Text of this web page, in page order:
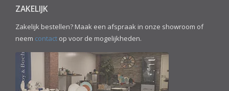
ZAKELIJK
Zakelijk bestellen? Maak een afspraak in onze showroom of
neem contact op voor de mogelijkheden.